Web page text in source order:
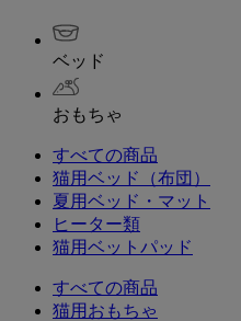
ベッド
おもちゃ
すべての商品
猫用ベッド（布団）
夏用ベッド・マット
ヒーター類
猫用ベットパッド
すべての商品
猫用おもちゃ